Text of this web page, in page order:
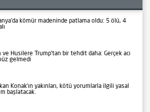
kömür madeninde patlama oldu: 5 ölü, 4
ve Husilere Trump’tan bir tehdit daha: Gerçek acı
gelmedi
Konak’ın yakınları, kötü yorumlarla ilgili yasal
başlatacak.